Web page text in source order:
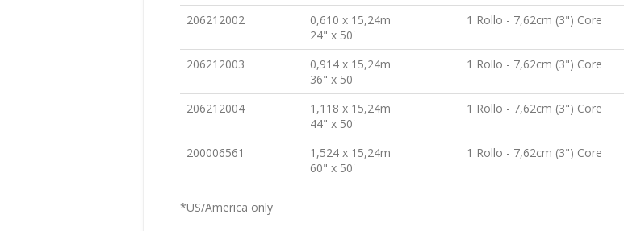
206212002
0,610 x 15,24m
24" x 50'
1 Rollo - 7,62cm (3") Core
206212003
0,914 x 15,24m
36" x 50'
1 Rollo - 7,62cm (3") Core
206212004
1,118 x 15,24m
44" x 50'
1 Rollo - 7,62cm (3") Core
200006561
1,524 x 15,24m
60" x 50'
1 Rollo - 7,62cm (3") Core
*US/America only